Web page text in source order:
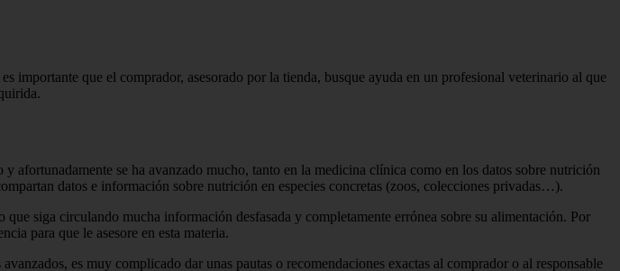
importante que el comprador, asesorado por la tienda, busque ayuda en un profesional veterinario al que
afortunadamente se ha avanzado mucho, tanto en la medicina clínica como en los datos sobre nutrición
datos e información sobre nutrición en especies concretas (zoos, colecciones privadas…).
siga circulando mucha información desfasada y completamente errónea sobre su alimentación. Por
para que le asesore en esta materia.
es muy complicado dar unas pautas o recomendaciones exactas al comprador o al responsable